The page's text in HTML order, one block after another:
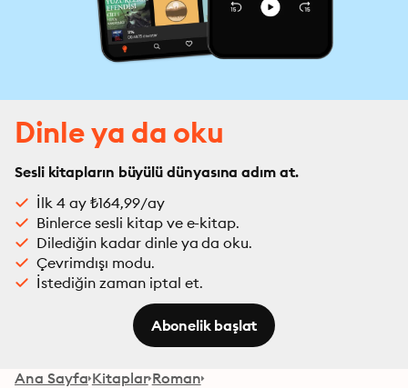
Dinle ya da oku
Sesli kitapların büyülü dünyasına adım at.
İlk 4 ay ₺164,99/ay
Binlerce sesli kitap ve e-kitap.
Dilediğin kadar dinle ya da oku.
Çevrimdışı modu.
İstediğin zaman iptal et.
Abonelik başlat
Ana Sayfa Kitaplar Roman